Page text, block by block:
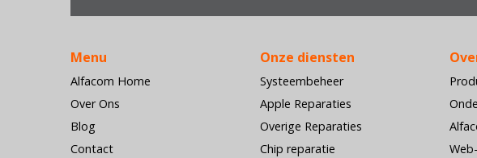
Menu
Alfacom Home
Over Ons
Blog
Contact
Onze diensten
Systeembeheer
Apple Reparaties
Overige Reparaties
Chip reparatie